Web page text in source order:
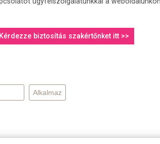
Kérdezze biztosítás szakértőnket itt >>